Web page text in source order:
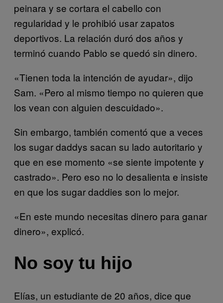
peinara y se cortara el cabello con
regularidad y le prohibió usar zapatos
deportivos. La relación duró dos años y
terminó cuando Pablo se quedó sin dinero.
«Tienen toda la intención de ayudar», dijo
Sam. «Pero al mismo tiempo no quieren que
los vean con alguien descuidado».
Sin embargo, también comentó que a veces
los sugar daddys sacan su lado autoritario y
que en ese momento «se siente impotente y
castrado». Pero eso no lo desalienta e insiste
en que los sugar daddies son lo mejor.
«En este mundo necesitas dinero para ganar
dinero», explicó.
No soy tu hijo
Elías, un estudiante de 20 años, dice que